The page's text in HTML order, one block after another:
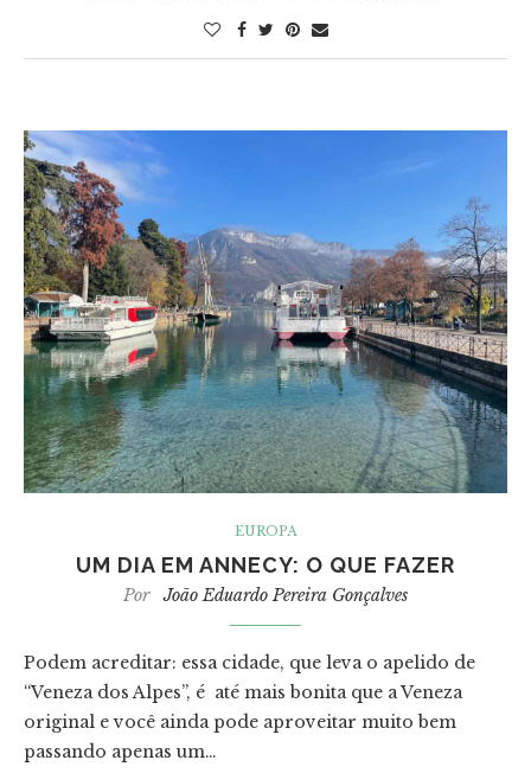
EUROPA
UM DIA EM ANNECY: O QUE FAZER
PorJoão Eduardo Pereira Gonçalves
Podem acreditar: essa cidade, que leva o apelido de
“Veneza dos Alpes”, é até mais bonita que a Veneza
original e você ainda pode aproveitar muito bem
passando apenas um…